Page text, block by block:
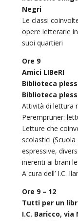
Negri
Le classi
opere letterarie
suoi quartieri
Ore 9
Amici LIBeRI
Biblioteca
Biblioteca
Attività di lettura
Perempruner:
Letture che
scolastici (Scuola
espressive,
inerenti ai brani
A cura dell’ I.C.
Ore 9 – 12
Tutti per un
I.C. Baricco,